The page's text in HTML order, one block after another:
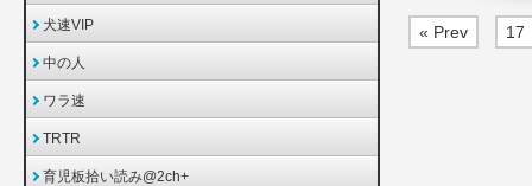
« Prev 17
犬速VIP
中の人
ワラ速
TRTR
育児板拾い読み@2ch+